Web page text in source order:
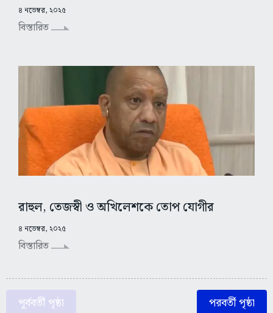
৪ নভেম্বর, ২০২৫
বিস্তারিত
রাহুল, তেজস্বী ও অখিলেশকে তোপ যোগীর
৪ নভেম্বর, ২০২৫
বিস্তারিত
পূর্ববর্তী পৃষ্ঠা পরবর্তী পৃষ্ঠা